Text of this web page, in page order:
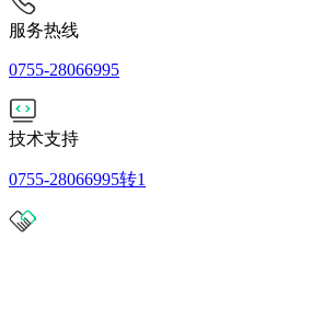
服务热线
0755-28066995
技术支持
0755-28066995转1